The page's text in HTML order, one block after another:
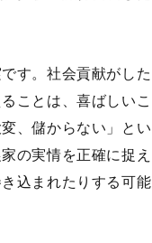
す。社会貢献がした
ことは、喜ばしいこ
、儲からない」とい
の実情を正確に捉え
込まれたりする可能